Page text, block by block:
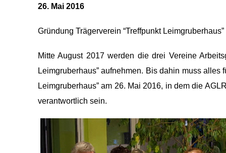
26. Mai 2016
Gründung Trägerverein “Treffpunkt Leimgruberhaus”
Mitte August 2017 werden die drei Vereine
Leimgruberhaus” aufnehmen. Bis dahin muss
Leimgruberhaus” am 26. Mai 2016, in dem die
verantwortlich sein.